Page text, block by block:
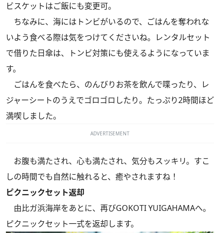
ビスケットはご飯にも変更可。
ちなみに、海にはトンビがいるので、ごはんを奪われな
いよう食べる際は気をつけてくださいね。レンタルセット
で借りた日傘は、トンビ対策にも使えるようになっていま
す。
ごはんを食べたら、のんびりお茶を飲んで喋ったり、レ
ジャーシートのうえでゴロゴロしたり。たっぷり2時間ほど
満喫しました。
ADVERTISEMENT
お腹も満たされ、心も満たされ、気分もスッキリ。すこ
しの時間でも自然に触れると、癒やされますね！
ピクニックセット返却
由比ガ浜海岸をあとに、再びGOKOTI YUIGAHAMAへ。
ピクニックセット一式を返却します。